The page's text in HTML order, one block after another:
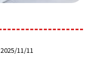
2025/11/11